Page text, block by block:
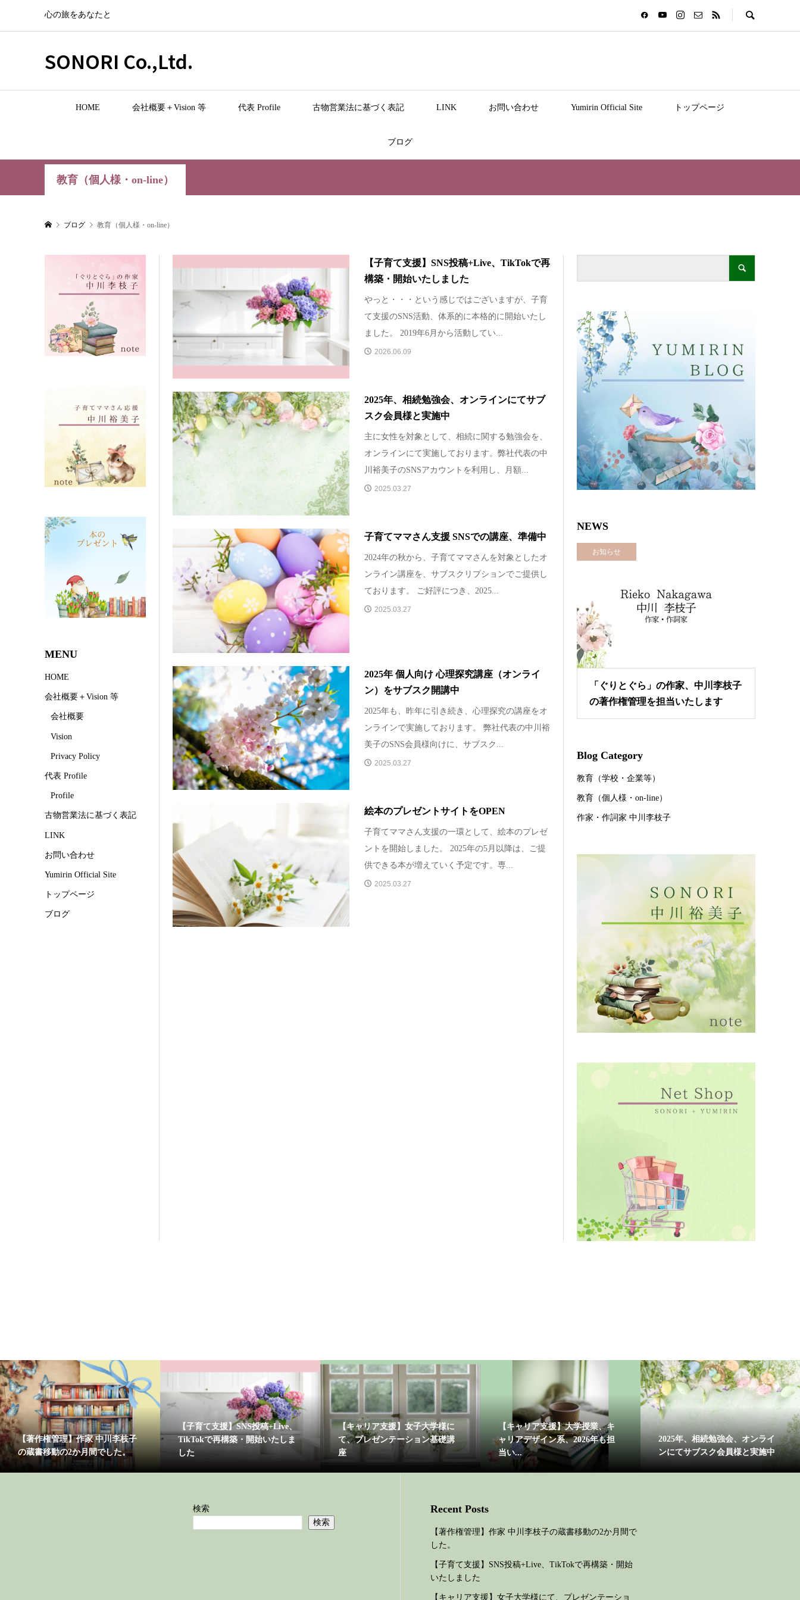
心の旅をあなたと
SONORI Co.,Ltd.
HOME 会社概要＋Vision 等 代表 Profile 古物営業法に基づく表記 LINK お問い合わせ Yumirin Official Site トップページ
ブログ
教育（個人様・on-line）
ブログ 教育（個人様・on-line）
【子育て支援】SNS投稿+Live、TikTokで再
構築・開始いたしました
やっと・・・という感じではございますが、子育
て支援のSNS活動、体系的に本格的に開始いたし
ました。 2019年6月から活動してい...
2026.06.09
2025年、相続勉強会、オンラインにてサブ
スク会員様と実施中
主に女性を対象として、相続に関する勉強会を、
オンラインにて実施しております。弊社代表の中
川裕美子のSNSアカウントを利用し、月額...
2025.03.27
子育てママさん支援 SNSでの講座、準備中
2024年の秋から、子育てママさんを対象としたオ
ンライン講座を、サブスクリプションでご提供し
ております。 ご好評につき、2025...
2025.03.27
2025年 個人向け 心理探究講座（オンライ
ン）をサブスク開講中
2025年も、昨年に引き続き、心理探究の講座をオ
ンラインで実施しております。 弊社代表の中川裕
美子のSNS会員様向けに、サブスク...
2025.03.27
絵本のプレゼントサイトをOPEN
子育てママさん支援の一環として、絵本のプレゼ
ントを開始しました。 2025年の5月以降は、ご提
供できる本が増えていく予定です。専...
2025.03.27
MENU
HOME
会社概要＋Vision 等
会社概要
Vision
Privacy Policy
代表 Profile
Profile
古物営業法に基づく表記
LINK
お問い合わせ
Yumirin Official Site
トップページ
ブログ
NEWS
お知らせ
「ぐりとぐら」の作家、中川李枝子
の著作権管理を担当いたします
Blog Category
教育（学校・企業等）
教育（個人様・on-line）
作家・作詞家 中川李枝子
【著作権管理】作家 中川李枝子
の蔵書移動の2か月間でした。
【子育て支援】SNS投稿+Live、
TikTokで再構築・開始いたしま
した
【キャリア支援】女子大学様に
て、プレゼンテーション基礎講
座
【キャリア支援】大学授業、キ
ャリアデザイン系、2026年も担
当い...
2025年、相続勉強会、オンライ
ンにてサブスク会員様と実施中
検索
検索
Recent Posts
【著作権管理】作家 中川李枝子の蔵書移動の2か月間で
した。
【子育て支援】SNS投稿+Live、TikTokで再構築・開始
いたしました
【キャリア支援】女子大学様にて、プレゼンテーショ